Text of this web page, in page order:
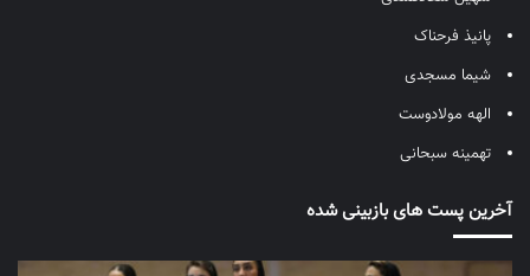
پانیذ فرحناک
شیما مسجدی
الهه مولادوست
تهمینه سبحانی
آخرین پست های بازبینی شده